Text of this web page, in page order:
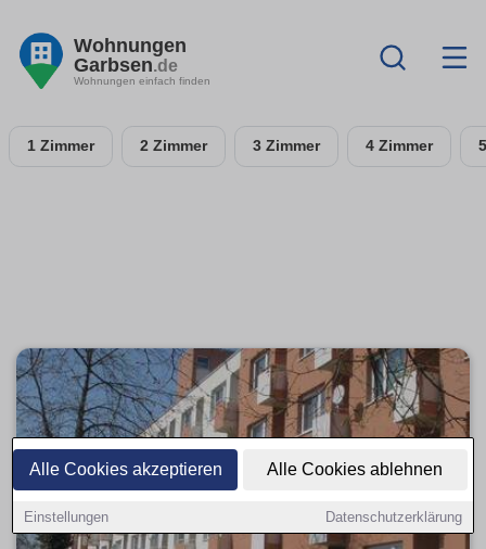
Alle Cookies akzeptieren Alle Cookies ablehnen
Einstellungen Datenschutzerklärung
Wohnungen
Garbsen.de
Wohnungen einfach finden
1 Zimmer 2 Zimmer 3 Zimmer 4 Zimmer